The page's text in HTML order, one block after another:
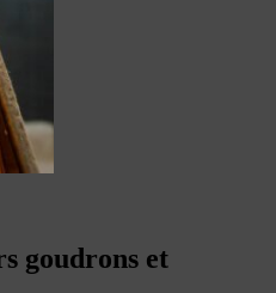
goudrons et